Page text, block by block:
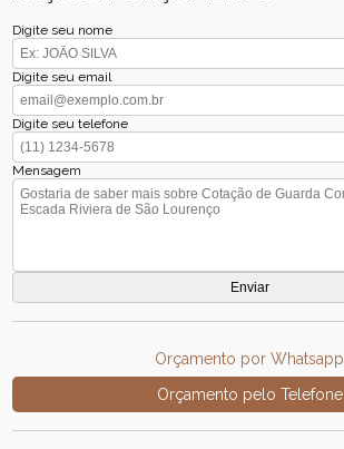
Digite seu nome
Digite seu email
Digite seu telefone
Mensagem
Orçamento por Whatsapp
Orçamento pelo Telefone